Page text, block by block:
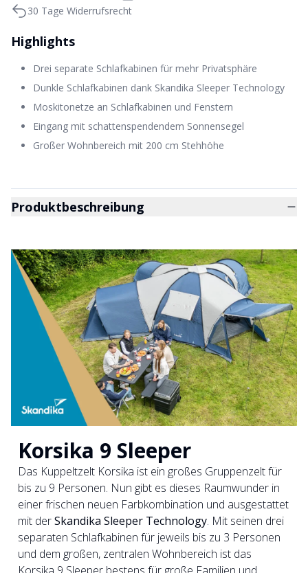
30 Tage Widerrufsrecht
Highlights
Drei separate Schlafkabinen für mehr Privatsphäre
Dunkle Schlafkabinen dank Skandika Sleeper Technology
Moskitonetze an Schlafkabinen und Fenstern
Eingang mit schattenspendendem Sonnensegel
Großer Wohnbereich mit 200 cm Stehhöhe
Produktbeschreibung
Korsika 9 Sleeper
Das Kuppeltzelt Korsika ist ein großes Gruppenzelt für
bis zu 9 Personen. Nun gibt es dieses Raumwunder in
einer frischen neuen Farbkombination und ausgestattet
mit derSkandika Sleeper Technology. Mit seinen drei
separaten Schlafkabinen für jeweils bis zu 3 Personen
und dem großen, zentralen Wohnbereich ist das